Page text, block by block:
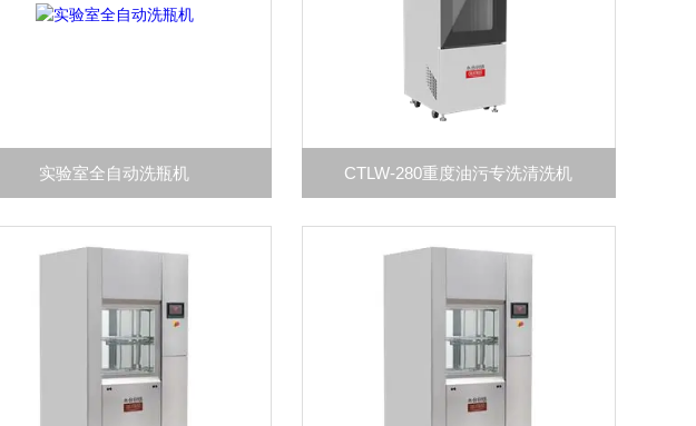
实验室全自动洗瓶机 CTLW-280重度油污专洗清洗机